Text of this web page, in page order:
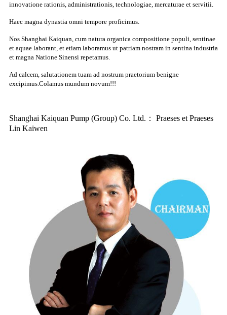
innovatione rationis, administrationis, technologiae, mercaturae et servitii.
Haec magna dynastia omni tempore proficimus.
Nos Shanghai Kaiquan, cum natura organica compositione populi, sentinae
et aquae laborant, et etiam laboramus ut patriam nostram in sentina industria
et magna Natione Sinensi repetamus.
Ad calcem, salutationem tuam ad nostrum praetorium benigne
excipimus.Colamus mundum novum!!!
Shanghai Kaiquan Pump (Group) Co. Ltd.： Praeses et Praeses
Lin Kaiwen